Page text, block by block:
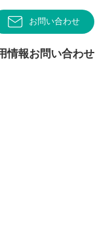
お問い合わせ
情報お問い合わせ